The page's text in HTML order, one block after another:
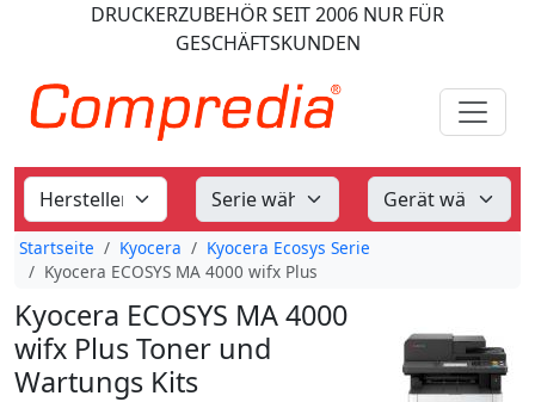
DRUCKERZUBEHÖRSEIT 2006 NUR FÜR
GESCHÄFTSKUNDEN
Startseite Kyocera
Kyocera Ecosys Serie
Kyocera ECOSYS MA 4000 wifx Plus
Kyocera ECOSYS MA 4000
wifx Plus Toner und
Wartungs Kits